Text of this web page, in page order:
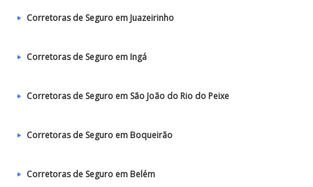
Corretoras de Seguro em Juazeirinho
Corretoras de Seguro em Ingá
Corretoras de Seguro em São João do Rio do Peixe
Corretoras de Seguro em Boqueirão
Corretoras de Seguro em Belém